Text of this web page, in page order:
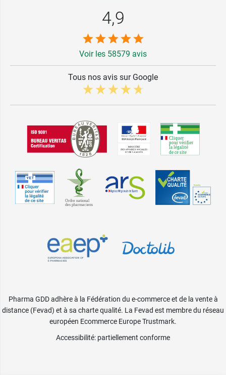
4,9
Voir les 58579 avis
Tous nos avis sur Google
Pharma GDD adhère à la Fédération du e-commerce et de la vente à
distance (Fevad) et à sa charte qualité. La Fevad est membre du réseau
européen Ecommerce Europe Trustmark.
Accessibilité: partiellement conforme